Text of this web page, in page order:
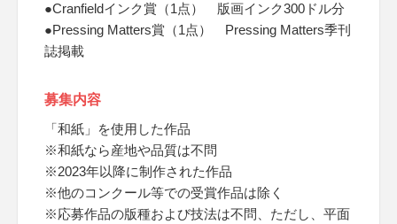
●Cranfieldインク賞（1点） 版画インク300ドル分
●Pressing Matters賞（1点） Pressing Matters季刊
誌掲載
募集内容
「和紙」を使用した作品
※和紙なら産地や品質は不問
※2023年以降に制作された作品
※他のコンクール等での受賞作品は除く
※応募作品の版種および技法は不問、ただし、平面